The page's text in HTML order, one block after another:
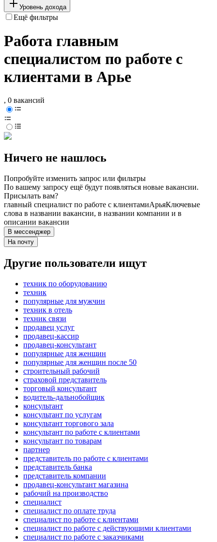
Уровень дохода
Ещё фильтры
Работа главным
специалистом по работе с
клиентами в Арье
, 0 вакансий
Ничего не нашлось
Попробуйте изменить запрос или фильтры
По вашему запросу ещё будут появляться новые вакансии.
Присылать вам?
главный специалист по работе с клиентамиАрьяКлючевые
слова в названии вакансии, в названии компании и в
описании вакансии
В мессенджер
На почту
Другие пользователи ищут
техник по оборудованию
техник
популярные для мужчин
техник в отель
техник связи
продавец услуг
продавец-кассир
продавец-консультант
популярные для женщин
популярные для женщин после 50
строительный рабочий
страховой представитель
торговый консультант
водитель-дальнобойщик
консультант
консультант по услугам
консультант торгового зала
консультант по работе с клиентами
консультант по товарам
партнер
представитель по работе с клиентами
представитель банка
представитель компании
продавец-консультант магазина
рабочий на производство
специалист
специалист по оплате труда
специалист по работе с клиентами
специалист по работе с действующими клиентами
специалист по работе с заказчиками